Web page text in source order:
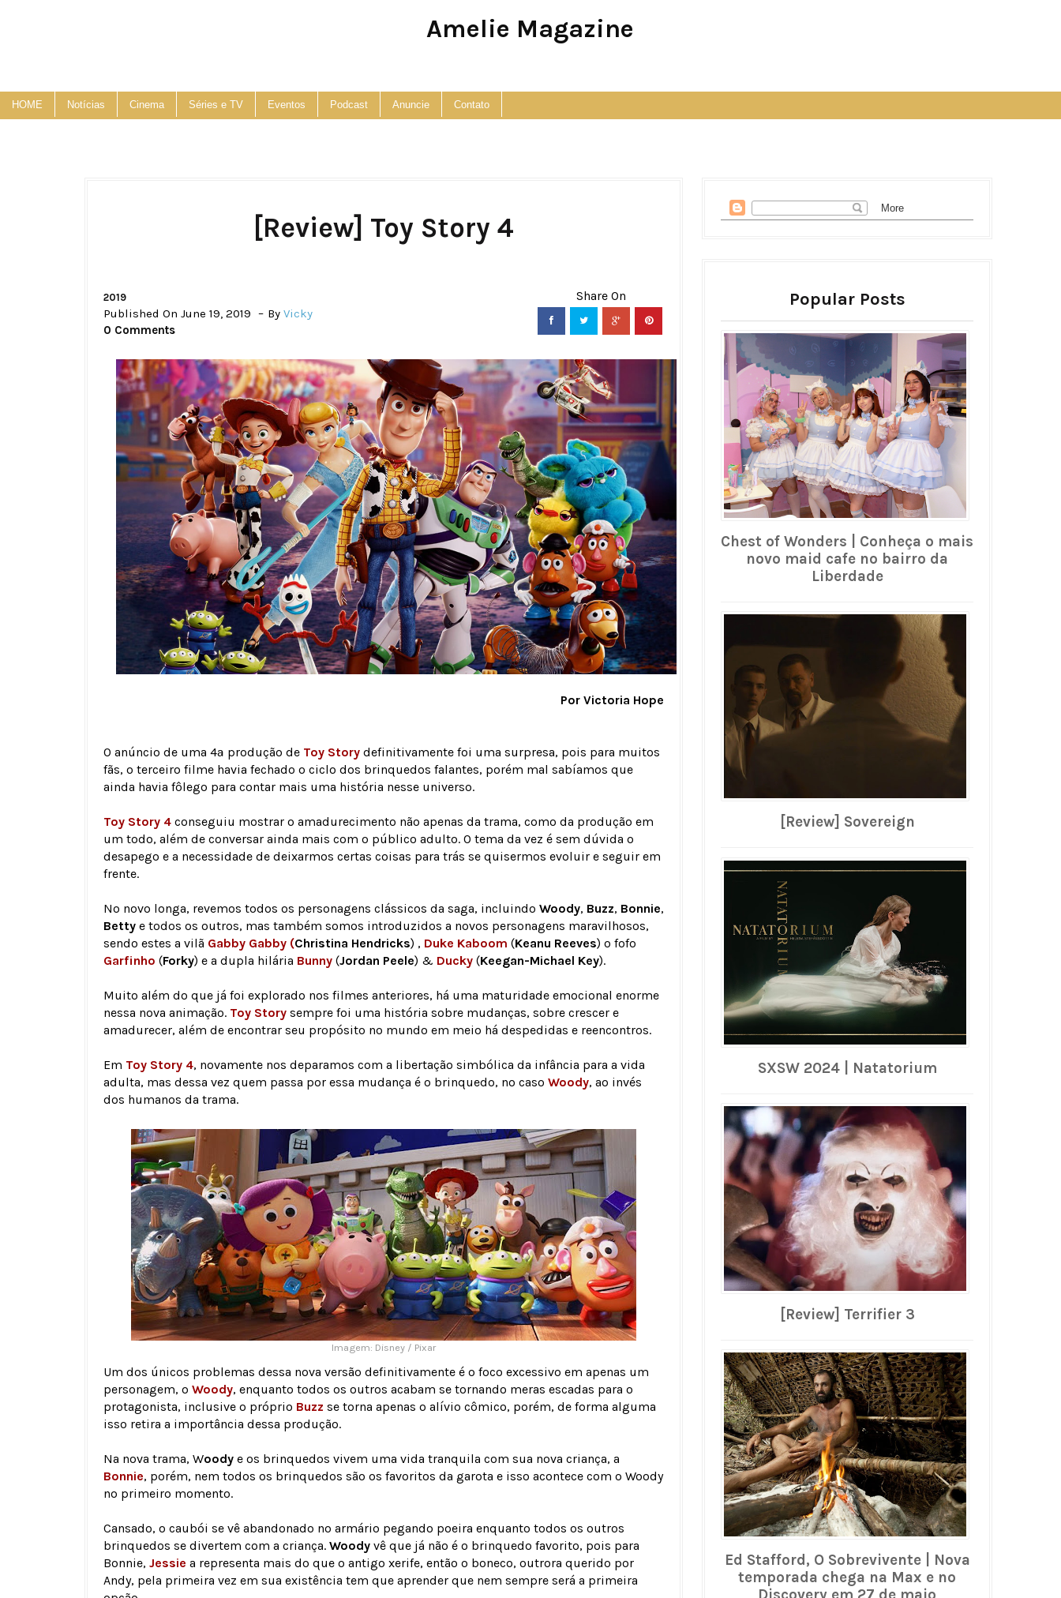
Amelie Magazine
HOME Notícias Cinema Séries e TV Eventos Podcast Anuncie Contato
[Review] Toy Story 4
2019
Published On June 19, 2019 By Vicky
0 Comments
Por Victoria Hope
O anúncio de uma 4ª produção de Toy Story definitivamente foi uma surpresa, pois para muitos
fãs, o terceiro filme havia fechado o ciclo dos brinquedos falantes, porém mal sabíamos que
ainda havia fôlego para contar mais uma história nesse universo.
Toy Story 4 conseguiu mostrar o amadurecimento não apenas da trama, como da produção em
um todo, além de conversar ainda mais com o público adulto. O tema da vez é sem dúvida o
desapego e a necessidade de deixarmos certas coisas para trás se quisermos evoluir e seguir em
frente.
No novo longa, revemos todos os personagens clássicos da saga, incluindo Woody, Buzz, Bonnie,
Betty e todos os outros, mas também somos introduzidos a novos personagens maravilhosos,
sendo estes a vilã Gabby Gabby (Christina Hendricks) , Duke Kaboom (Keanu Reeves) o fofo
Garfinho (Forky) e a dupla hilária Bunny (Jordan Peele) & Ducky (Keegan-Michael Key).
Muito além do que já foi explorado nos filmes anteriores, há uma maturidade emocional enorme
nessa nova animação. Toy Story sempre foi uma história sobre mudanças, sobre crescer e
amadurecer, além de encontrar seu propósito no mundo em meio há despedidas e reencontros.
Em Toy Story 4, novamente nos deparamos com a libertação simbólica da infância para a vida
adulta, mas dessa vez quem passa por essa mudança é o brinquedo, no caso Woody, ao invés
dos humanos da trama.
Imagem: Disney / Pixar
Um dos únicos problemas dessa nova versão definitivamente é o foco excessivo em apenas um
personagem, o Woody, enquanto todos os outros acabam se tornando meras escadas para o
protagonista, inclusive o próprio Buzz se torna apenas o alívio cômico, porém, de forma alguma
isso retira a importância dessa produção.
Na nova trama, Woody e os brinquedos vivem uma vida tranquila com sua nova criança, a
Bonnie, porém, nem todos os brinquedos são os favoritos da garota e isso acontece com o Woody
no primeiro momento.
Cansado, o caubói se vê abandonado no armário pegando poeira enquanto todos os outros
brinquedos se divertem com a criança. Woody vê que já não é o brinquedo favorito, pois para
Bonnie, Jessie a representa mais do que o antigo xerife, então o boneco, outrora querido por
Andy, pela primeira vez em sua existência tem que aprender que nem sempre será a primeira
Popular Posts
Chest of Wonders | Conheça o mais
novo maid cafe no bairro da
Liberdade
[Review] Sovereign
SXSW 2024 | Natatorium
[Review] Terrifier 3
Ed Stafford, O Sobrevivente | Nova
temporada chega na Max e no